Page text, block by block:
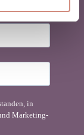
in
Marketing-